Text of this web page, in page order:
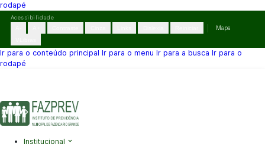
rodapé
Pular
conteúdo
Acessibilidade
Mapa
Ir para o conteúdo principal Ir para o menu Ir para a busca Ir para o
rodapé
Institucional